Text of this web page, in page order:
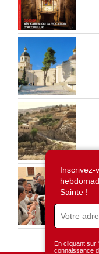
Inscrivez-
Sainte !
En cliquant sur
connaissance